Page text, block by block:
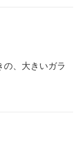
、大きいガラ